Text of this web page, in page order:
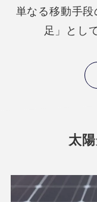
単なる移動手
足」とし
太